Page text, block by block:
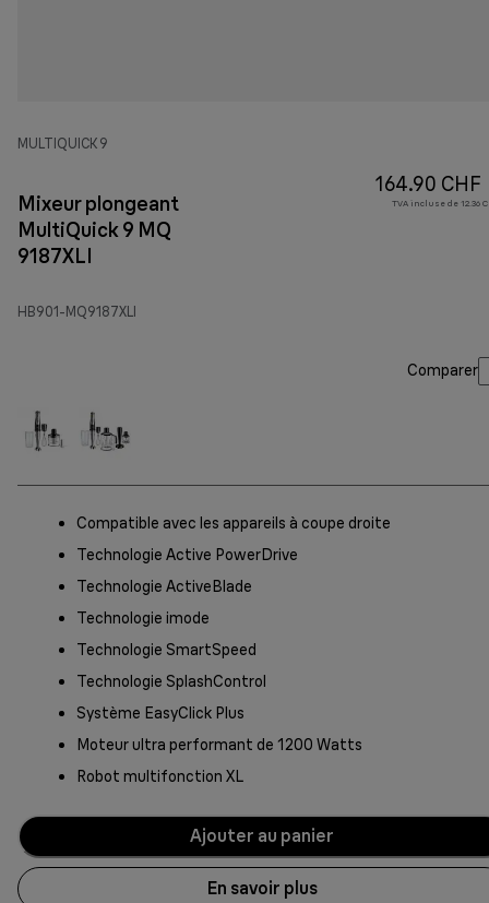
MULTIQUICK 9
Mixeur plongeant
MultiQuick 9 MQ
9187XLI
HB901-MQ9187XLI
164.90 CHF
TVA incluse de 12.36
Comparer
Compatible avec les appareils à coupe droite
Technologie Active PowerDrive
Technologie ActiveBlade
Technologie imode
Technologie SmartSpeed
Technologie SplashControl
Système EasyClick Plus
Moteur ultra performant de 1200 Watts
Robot multifonction XL
Ajouter au panier
En savoir plus